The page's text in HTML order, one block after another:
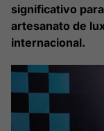
significativo
artesanato de
internacional.